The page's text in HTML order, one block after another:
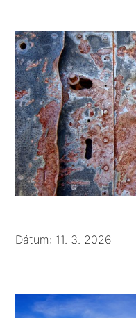
Dátum: 11. 3. 2026